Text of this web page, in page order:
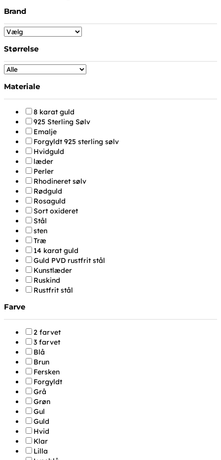
Brand
Størrelse
Materiale
8 karat guld
925 Sterling Sølv
Emalje
Forgyldt 925 sterling sølv
Hvidguld
læder
Perler
Rhodineret sølv
Rødguld
Rosaguld
Sort oxideret
Stål
sten
Træ
14 karat guld
Guld PVD rustfrit stål
Kunstlæder
Ruskind
Rustfrit stål
Farve
2 farvet
3 farvet
Blå
Brun
Fersken
Forgyldt
Grå
Grøn
Gul
Guld
Hvid
Klar
Lilla